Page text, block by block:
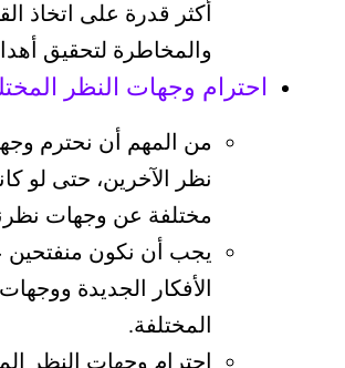
أكثر قدرة على اتخاذ
والمخاطرة لتحقيق
احترام وجهات النظر
من المهم أن نحترم
نظر الآخرين، حتى لو
مختلفة عن وجهات
يجب أن نكون منفتحين
الأفكار الجديدة
المختلفة.
احترام وجهات النظر